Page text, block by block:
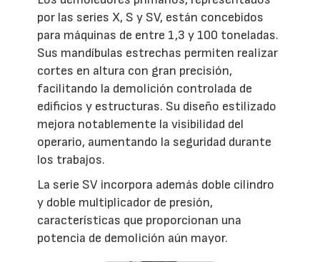
por las series X, S y SV, están concebidos
para máquinas de entre 1,3 y 100 toneladas.
Sus mandíbulas estrechas permiten realizar
cortes en altura con gran precisión,
facilitando la demolición controlada de
edificios y estructuras. Su diseño estilizado
mejora notablemente la visibilidad del
operario, aumentando la seguridad durante
los trabajos.
La serie SV incorpora además doble cilindro
y doble multiplicador de presión,
características que proporcionan una
potencia de demolición aún mayor.